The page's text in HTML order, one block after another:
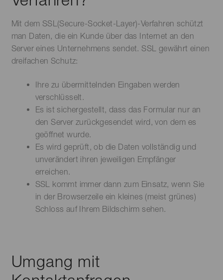
Mit dem SSL(Secure-Socket-Layer)-Verfahren schützt
man Daten, die ein Kunde über das Internet an den
Server eines Unternehmens sendet. SSL gewährt einen
dreifachen Schutz:
Ihre zu übermittelnden Eingaben werden
verschlüsselt.
Es ist sichergestellt, dass das Formular nur an
den Server zurückgesendet wird, von dem es
geöffnet wurde.
Es wird geprüft, ob die Daten vollständig und
unverändert ihren jeweiligen Empfänger
erreichen.
SSL kommt immer dann zum Einsatz, wenn Sie
in der Browserzeile ein kleines (meist grünes)
Schloss auf Ihrem Bildschirm sehen.
Umgang mit